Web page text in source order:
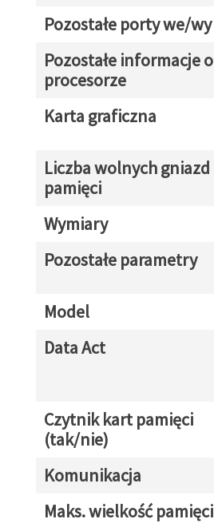
Pozostałe porty we/wy
Pozostałe informacje o
procesorze
Karta graficzna
Liczba wolnych gniazd
pamięci
Wymiary
Pozostałe parametry
Model
Data Act
Czytnik kart pamięci
(tak/nie)
Komunikacja
Maks. wielkość pamięci